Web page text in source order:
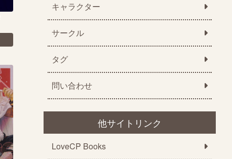
キャラクター
サークル
タグ
問い合わせ
他サイトリンク
LoveCP Books